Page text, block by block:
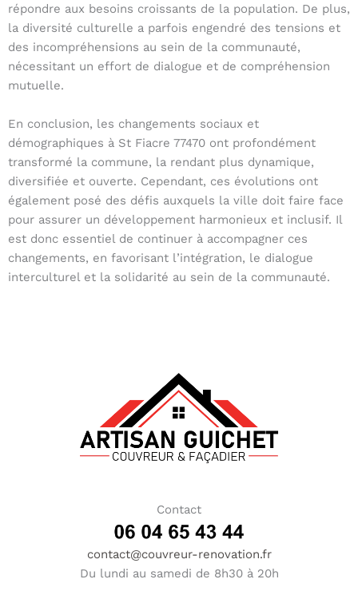
répondre aux besoins croissants de la population. De plus,
la diversité culturelle a parfois engendré des tensions et
des incompréhensions au sein de la communauté,
nécessitant un effort de dialogue et de compréhension
mutuelle.
En conclusion, les changements sociaux et
démographiques à St Fiacre 77470 ont profondément
transformé la commune, la rendant plus dynamique,
diversifiée et ouverte. Cependant, ces évolutions ont
également posé des défis auxquels la ville doit faire face
pour assurer un développement harmonieux et inclusif. Il
est donc essentiel de continuer à accompagner ces
changements, en favorisant l’intégration, le dialogue
interculturel et la solidarité au sein de la communauté.
Contact
contact@couvreur-renovation.fr
Du lundi au samedi de 8h30 à 20h